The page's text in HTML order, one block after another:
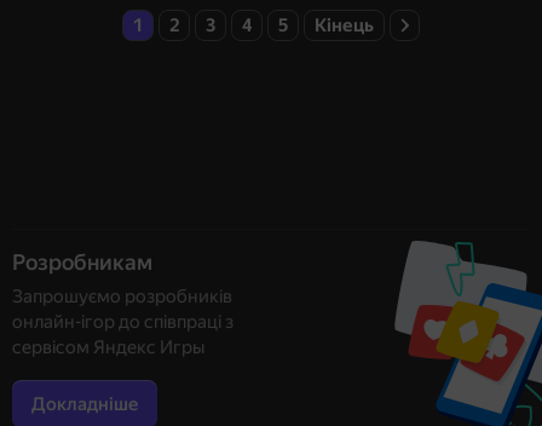
1 2 3 4 5 Кінець
Розробникам
Запрошуємо розробників
онлайн-ігор до співпраці з
сервісом Яндекс Игры
Докладніше